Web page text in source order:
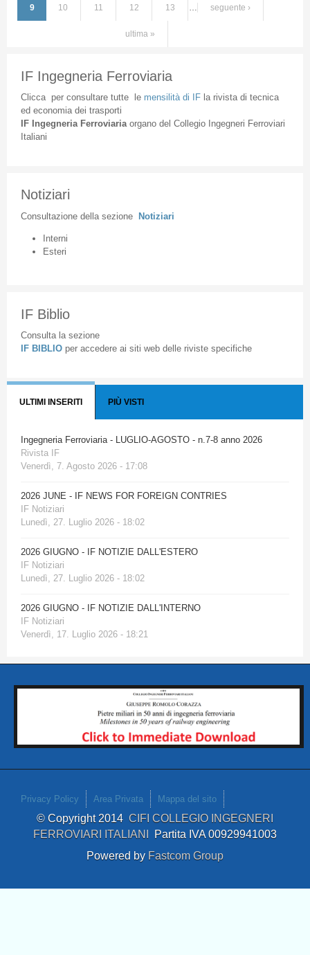
9 10 11 12 13 … seguente ›
ultima »
IF Ingegneria Ferroviaria
Cliccaper consultare tuttele mensilità di IFla rivista di tecnica
ed economia dei trasporti
IF Ingegneria Ferroviaria organodel Collegio Ingegneri Ferroviari
Italiani
Notiziari
Consultazione della sezione Notiziari
Interni
Esteri
IF Biblio
Consulta la sezione
IF BIBLIO per accedere ai siti web delle riviste specifiche
ULTIMI INSERITI PIÙ VISTI
Ingegneria Ferroviaria - LUGLIO-AGOSTO - n.7-8 anno 2026
Rivista IF
Venerdì, 7. Agosto 2026 - 17:08
2026 JUNE - IF NEWS FOR FOREIGN CONTRIES
IF Notiziari
Lunedì, 27. Luglio 2026 - 18:02
2026 GIUGNO - IF NOTIZIE DALL'ESTERO
IF Notiziari
Lunedì, 27. Luglio 2026 - 18:02
2026 GIUGNO - IF NOTIZIE DALL'INTERNO
IF Notiziari
Venerdì, 17. Luglio 2026 - 18:21
Privacy Policy Area Privata Mappa del sito
© Copyright 2014 CIFI COLLEGIO INGEGNERI
FERROVIARI ITALIANI Partita IVA 00929941003
Powered by Fastcom Group